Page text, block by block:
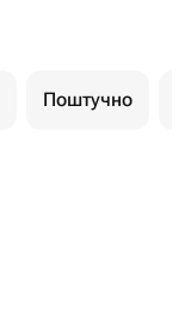
Поштучно